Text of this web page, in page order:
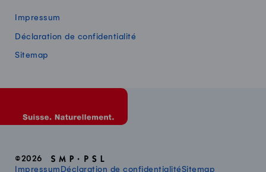
Impressum
Déclaration de confidentialité
Sitemap
©2026
Impressum Déclaration de confidentialitéSitemap